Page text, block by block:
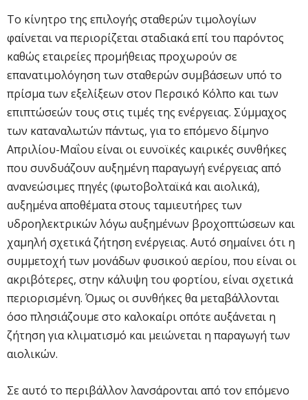
Το κίνητρο της επιλογής σταθερών τιμολογίων
φαίνεται να περιορίζεται σταδιακά επί του παρόντος
καθώς εταιρείες προμήθειας προχωρούν σε
επανατιμολόγηση των σταθερών συμβάσεων υπό το
πρίσμα των εξελίξεων στον Περσικό Κόλπο και των
επιπτώσεών τους στις τιμές της ενέργειας. Σύμμαχος
των καταναλωτών πάντως, για το επόμενο δίμηνο
Απριλίου-Μαΐου είναι οι ευνοϊκές καιρικές συνθήκες
που συνδυάζουν αυξημένη παραγωγή ενέργειας από
ανανεώσιμες πηγές (φωτοβολταϊκά και αιολικά),
αυξημένα αποθέματα στους ταμιευτήρες των
υδροηλεκτρικών λόγω αυξημένων βροχοπτώσεων και
χαμηλή σχετικά ζήτηση ενέργειας. Αυτό σημαίνει ότι η
συμμετοχή των μονάδων φυσικού αερίου, που είναι οι
ακριβότερες, στην κάλυψη του φορτίου, είναι σχετικά
περιορισμένη. Όμως οι συνθήκες θα μεταβάλλονται
όσο πλησιάζουμε στο καλοκαίρι οπότε αυξάνεται η
ζήτηση για κλιματισμό και μειώνεται η παραγωγή των
αιολικών.
Σε αυτό το περιβάλλον λανσάρονται από τον επόμενο